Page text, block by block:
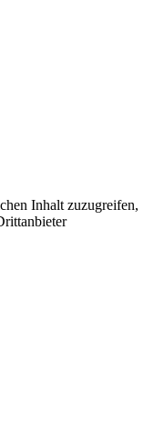
Inhalt zuzugreifen,